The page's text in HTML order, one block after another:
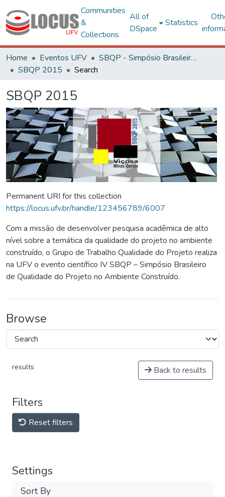
Communities
&
Collections
All of
DSpace
Statistics
Home Eventos UFV
SBQP - Simpósio Brasileiro de Qualidade do Projeto no Ambiente Construído
SBQP 2015
Search
SBQP 2015
Permanent URI for this collection
https://locus.ufv.br/handle/123456789/6007
Com a missão de desenvolver pesquisa acadêmica de alto
nível sobre a temática da qualidade do projeto no ambiente
construído, o Grupo de Trabalho Qualidade do Projeto realiza
na UFV o evento científico IV SBQP – Simpósio Brasileiro
de Qualidade do Projeto no Ambiente Construído.
Browse
results Back to results
Filters
Reset filters
Settings
Sort By